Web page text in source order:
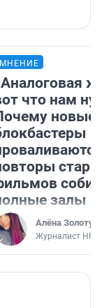
МНЕНИЕ
что нам
новые
залы
Алёна
Журналист НГС